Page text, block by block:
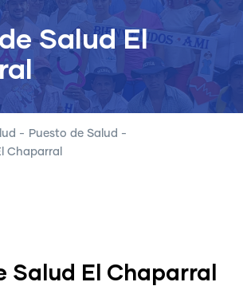
Salud El
- Puesto de Salud -
Chaparral
Salud El Chaparral